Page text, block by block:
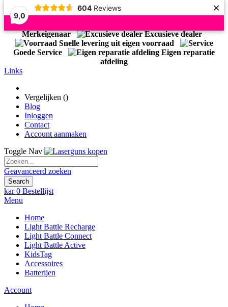
9,0
604 Reviews ×
Merkeigenaar
Excusieve dealer
Snelle levering uit eigen voorraad
Goede Service
Eigen reparatie
afdeling
Links
Vergelijken ()
Blog
Inloggen
Contact
Account aanmaken
Toggle Nav
Geavanceerd zoeken
Search
kar 0 Bestellijst
Menu
Home
Light Battle Recharge
Light Battle Connect
Light Battle Active
KidsTag
Accessoires
Batterijen
Account